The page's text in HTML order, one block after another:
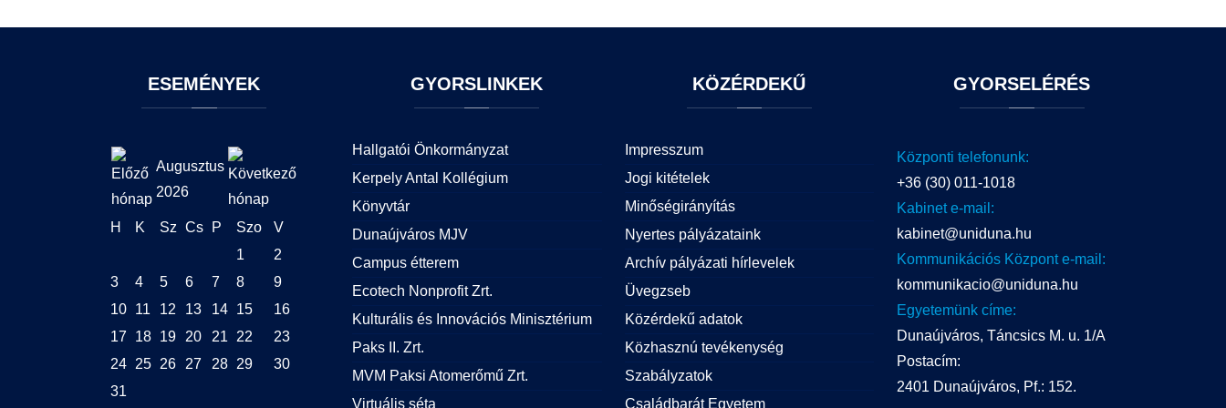
ESEMÉNYEK
Augusztus
2026
H K Sz Cs P Szo
V
1
2
3
4 5 6 7 8
9
10 11 12 13 14 15
16
17 18 19 20 21 22
23
24 25 26 27 28 29
30
31
GYORSLINKEK
Hallgatói Önkormányzat
Kerpely Antal Kollégium
Könyvtár
Dunaújváros MJV
Campus étterem
Ecotech Nonprofit Zrt.
Kulturális és Innovációs Minisztérium
Paks II. Zrt.
MVM Paksi Atomerőmű Zrt.
Virtuális séta
KÖZÉRDEKŰ
Impresszum
Jogi kitételek
Minőségirányítás
Nyertes pályázataink
Archív pályázati hírlevelek
Üvegzseb
Közérdekű adatok
Közhasznú tevékenység
Szabályzatok
Családbarát Egyetem
GYORSELÉRÉS
Központi telefonunk:
+36 (30) 011-1018
Kabinet e-mail:
kabinet@uniduna.hu
Kommunikációs Központ e-mail:
kommunikacio@uniduna.hu
Egyetemünk címe:
Dunaújváros, Táncsics M. u. 1/A
Postacím:
2401 Dunaújváros, Pf.: 152.